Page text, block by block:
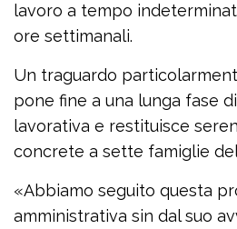
lavoro a tempo
ore settimanali.
Un traguardo
pone fine a una lunga fase
lavorativa e restituisce
concrete a sette famiglie
«Abbiamo seguito questa
amministrativa sin dal suo